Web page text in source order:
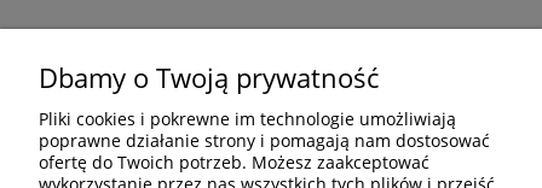
Dbamy o Twoją prywatność
Pliki cookies i pokrewne im technologie umożliwiają
poprawne działanie strony i pomagają nam dostosować
ofertę do Twoich potrzeb. Możesz zaakceptować